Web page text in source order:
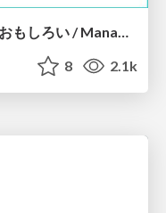
マネジメントって難しい、けどおもしろい / Management is tough, but fun! #em_findy
8 2.1k